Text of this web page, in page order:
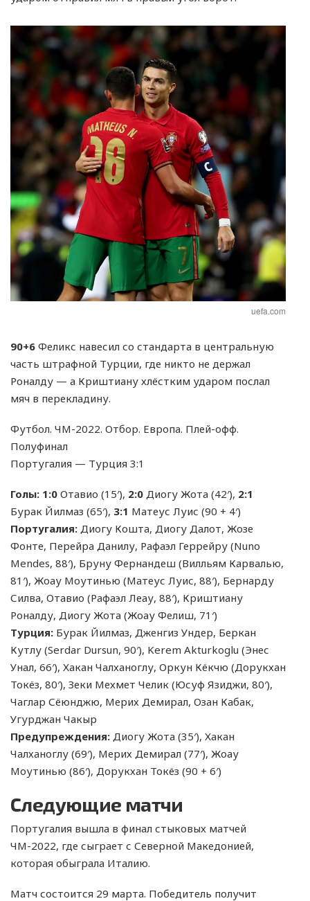
uefa.com
90+6 Феликс навесил со стандарта в центральную
часть штрафной Турции, где никто не держал
Роналду — а Криштиану хлёстким ударом послал
мяч в перекладину.
Футбол. ЧМ-2022. Отбор. Европа. Плей-офф.
Полуфинал
Португалия — Турция 3:1
Голы: 1:0 Отавио (15′), 2:0 Диогу Жота (42′), 2:1
Бурак Йилмаз (65′), 3:1 Матеус Луис (90 + 4′)
Португалия: Диогу Кошта, Диогу Далот, Жозе
Фонте, Перейра Данилу, Рафаэл Геррейру (Nuno
Mendes, 88′), Бруну Фернандеш (Вилльям Карвалью,
81′), Жоау Моутинью (Матеус Луис, 88′), Бернарду
Силва, Отавио (Рафаэл Леау, 88′), Криштиану
Роналду, Диогу Жота (Жоау Фелиш, 71′)
Турция: Бурак Йилмаз, Дженгиз Ундер, Беркан
Кутлу (Serdar Dursun, 90′), Kerem Akturkoglu (Энес
Унал, 66′), Хакан Чалханоглу, Оркун Кёкчю (Дорукхан
Токёз, 80′), Зеки Мехмет Челик (Юсуф Язиджи, 80′),
Чаглар Сёюнджю, Мерих Демирал, Озан Кабак,
Угурджан Чакыр
Предупреждения: Диогу Жота (35′), Хакан
Чалханоглу (69′), Мерих Демирал (77′), Жоау
Моутинью (86′), Дорукхан Токёз (90 + 6′)
Следующие матчи
Португалия вышла в финал стыковых матчей
ЧМ-2022, где сыграет с Северной Македонией,
которая обыграла Италию.
Матч состоится 29 марта. Победитель получит